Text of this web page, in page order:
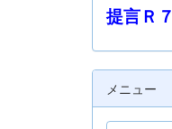
提言Ｒ７
メニュー